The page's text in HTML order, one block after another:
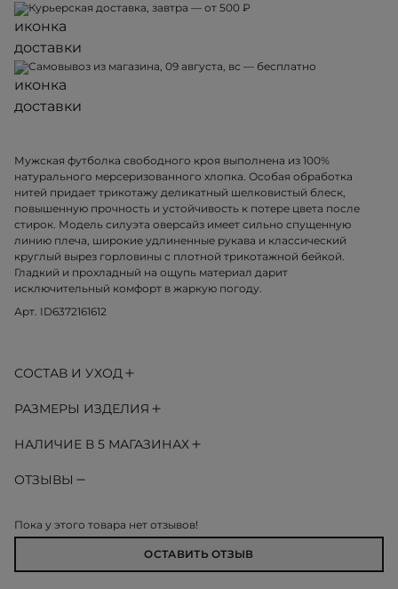
Курьерская доставка, завтра — от 500 ₽
Самовывоз из магазина, 09 августа, вс — бесплатно
Мужская футболка свободного кроя выполнена из 100%
натурального мерсеризованного хлопка. Особая обработка
нитей придает трикотажу деликатный шелковистый блеск,
повышенную прочность и устойчивость к потере цвета после
стирок. Модель силуэта оверсайз имеет сильно спущенную
линию плеча, широкие удлиненные рукава и классический
круглый вырез горловины с плотной трикотажной бейкой.
Гладкий и прохладный на ощупь материал дарит
исключительный комфорт в жаркую погоду.
Арт. ID6372161612
СОСТАВ И УХОД
РАЗМЕРЫ ИЗДЕЛИЯ
НАЛИЧИЕ В 5 МАГАЗИНАХ
ОТЗЫВЫ
Пока у этого товара нет отзывов!
ОСТАВИТЬ ОТЗЫВ